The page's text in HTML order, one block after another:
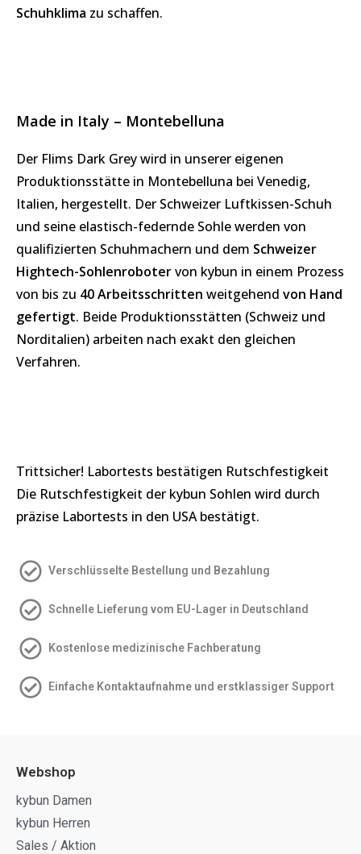
Schuhklima zu schaffen.
Made in Italy – Montebelluna
Der Flims Dark Grey wird in unserer eigenen
Produktionsstätte in Montebelluna bei Venedig,
Italien, hergestellt. Der Schweizer Luftkissen-Schuh
und seine elastisch-federnde Sohle werden von
qualifizierten Schuhmachern und dem Schweizer
Hightech-Sohlenrobotervon kybun in einem Prozess
von bis zu 40 Arbeitsschritten weitgehend von Hand
gefertigt. Beide Produktionsstätten (Schweiz und
Norditalien) arbeiten nach exakt den gleichen
Verfahren.
Trittsicher! Labortests bestätigen Rutschfestigkeit
Die Rutschfestigkeit der kybun Sohlen wird durch
präzise Labortests in den USA bestätigt.
Verschlüsselte Bestellung und Bezahlung
Schnelle Lieferung vom EU-Lager in Deutschland
Kostenlose medizinische Fachberatung
Einfache Kontakt­aufnahme und erstklassiger Support
Webshop
kybun Damen
kybun Herren
Sales / Aktion